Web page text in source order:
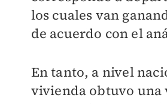
los cuales van
de acuerdo con el
En tanto, a nivel
vivienda obtuvo una